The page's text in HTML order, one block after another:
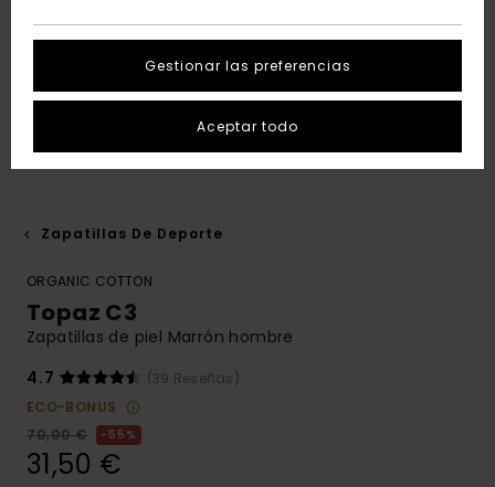
Zapatillas De Deporte
ORGANIC COTTON
Topaz C3
Zapatillas de piel Marrón hombre
4.7
(39 Reseñas)
ECO-BONUS
70,00 €
55%
31,50 €
Gestionar las preferencias
Aceptar todo